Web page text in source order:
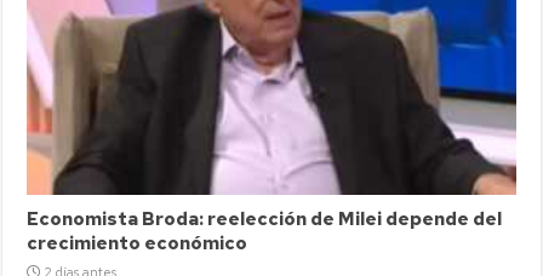
Economista Broda: reelección de Milei depende del
crecimiento económico
2 días antes